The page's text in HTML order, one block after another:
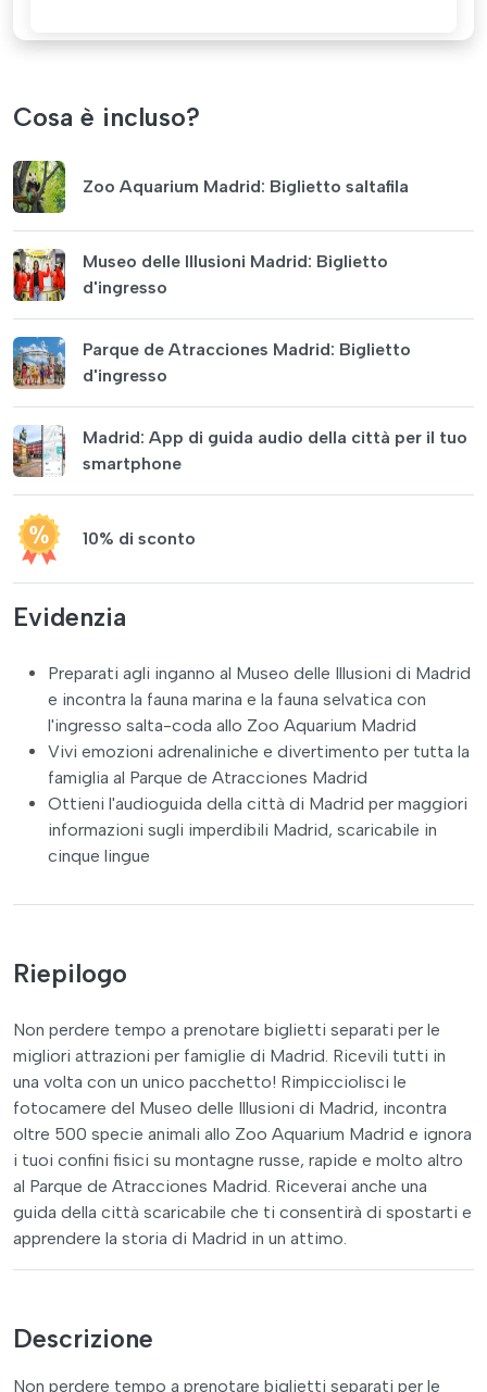
Cosa è incluso?
Zoo Aquarium Madrid: Biglietto saltafila
Museo delle Illusioni Madrid: Biglietto
d'ingresso
Parque de Atracciones Madrid: Biglietto
d'ingresso
Madrid: App di guida audio della città per il tuo
smartphone
10% di sconto
Evidenzia
Preparati agli inganno al Museo delle Illusioni di Madrid
e incontra la fauna marina e la fauna selvatica con
l'ingresso salta-coda allo Zoo Aquarium Madrid
Vivi emozioni adrenaliniche e divertimento per tutta la
famiglia al Parque de Atracciones Madrid
Ottieni l'audioguida della città di Madrid per maggiori
informazioni sugli imperdibili Madrid, scaricabile in
cinque lingue
Riepilogo
Non perdere tempo a prenotare biglietti separati per le
migliori attrazioni per famiglie di Madrid. Ricevili tutti in
una volta con un unico pacchetto! Rimpicciolisci le
fotocamere del Museo delle Illusioni di Madrid, incontra
oltre 500 specie animali allo Zoo Aquarium Madrid e ignora
i tuoi confini fisici su montagne russe, rapide e molto altro
al Parque de Atracciones Madrid. Riceverai anche una
guida della città scaricabile che ti consentirà di spostarti e
apprendere la storia di Madrid in un attimo.
Descrizione
Non perdere tempo a prenotare biglietti separati per le